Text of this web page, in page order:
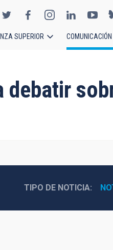
SUPERIOR
debatir
TIPO DE NOTICIA